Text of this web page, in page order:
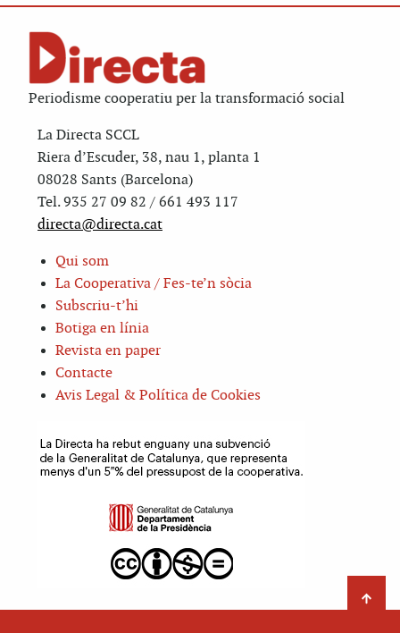
Periodisme cooperatiu per la transformació social
La Directa SCCL
Riera d’Escuder, 38, nau 1, planta 1
08028 Sants (Barcelona)
Tel. 935 27 09 82 / 661 493 117
directa@directa.cat
Qui som
La Cooperativa / Fes-te’n sòcia
Subscriu-t’hi
Botiga en línia
Revista en paper
Contacte
Avis Legal & Política de Cookies